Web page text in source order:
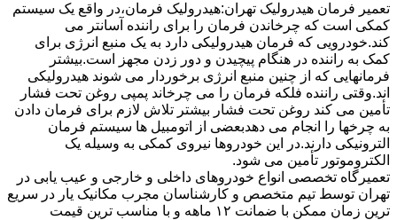
تعمیر فرمان هیدرولیک تهران:هیدرولیک فرمان،در واقع یک سیستم
کمکی است که چرخاندن فرمان را برای راننده آسانتر می
کند.خودرویی که فرمان هیدرولیکی دارد به یک منبع انرژی برای
کمک به راننده در هنگام پیچیدن و دور زدن مجهز است.بیشتر
فرمانهایی که از چنین منبع انرژی برخوردار می شوند هیدرولیکی
اند.وقتی راننده فلکه فرمان را می چرخاند پمپی روغن تحت فشار
تأمین می کند روغن تحت فشار بیشتر تلاش لازم برای فرمان دادن
به چرخها را انجام می دهدبعضی از اتومبیل ها سیستم فرمان
الترونیکی دارند.در این خودروها نیروی کمکی به وسیله یک
الکتروموتور تأمین می شود.
تعمیرگاه تخصصی انواع خودروهای داخلی و خارجی و عیب یابی در
تهران توسط تیم متخصص و کارشناسان مجرب مکانیک یار در سریع
ترین زمان ممکن با ضمانت ۱۲ ماهه و با مناسب ترین قیمت